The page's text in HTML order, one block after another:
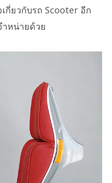
กี่ยวกับรถ Scooter อีก
ำหน่ายด้วย